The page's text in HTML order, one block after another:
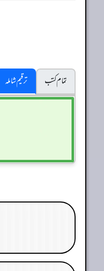
تمام کتب
ترقیم شاملہ